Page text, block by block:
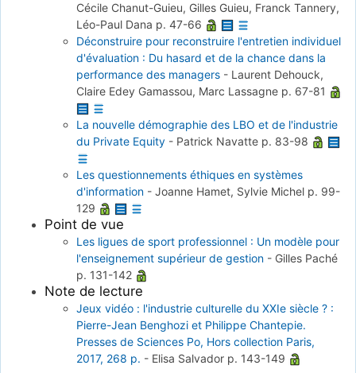
Cécile Chanut-Guieu, Gilles Guieu, Franck Tannery,
Léo-Paul Dana p. 47-66
Déconstruire pour reconstruire l'entretien individuel
d'évaluation : Du hasard et de la chance dans la
performance des managers - Laurent Dehouck,
Claire Edey Gamassou, Marc Lassagne p. 67-81
La nouvelle démographie des LBO et de l'industrie
du Private Equity - Patrick Navatte p. 83-98
Les questionnements éthiques en systèmes
d'information - Joanne Hamet, Sylvie Michel p. 99-
129
Point de vue
Les ligues de sport professionnel : Un modèle pour
l'enseignement supérieur de gestion - Gilles Paché
p. 131-142
Note de lecture
Jeux vidéo : l'industrie culturelle du XXIe siècle ? :
Pierre-Jean Benghozi et Philippe Chantepie.
Presses de Sciences Po, Hors collection Paris,
2017, 268 p. - Elisa Salvador p. 143-149